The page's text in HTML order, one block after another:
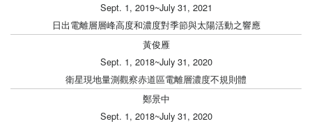
Sept. 1, 2019~July 31, 2021
日出電離層層峰高度和濃度對季節與太陽活動之響應
黃俊雁
Sept. 1, 2018~July 31, 2020
衛星現地量測觀察赤道區電離層濃度不規則體
鄭景中
Sept. 1, 2018~July 31, 2020